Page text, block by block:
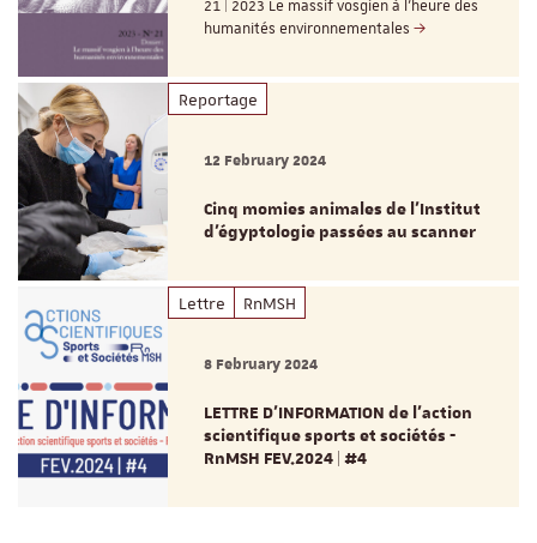
21 | 2023 Le massif vosgien à l’heure des
humanités environnementales
Reportage
12 February 2024
Cinq momies animales de l’Institut
d’égyptologie passées au scanner
Lettre RnMSH
8 February 2024
LETTRE D'INFORMATION de l’action
scientifique sports et sociétés -
RnMSH FEV.2024 | #4